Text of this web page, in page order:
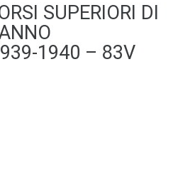
SUPERIORI DI
1940 – 83V